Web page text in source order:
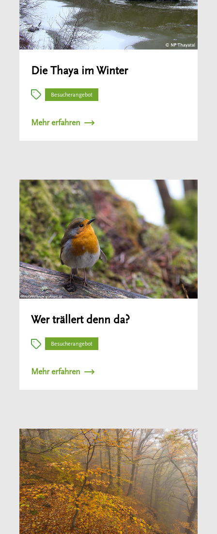
Die Thaya im Winter
Besucherangebot
Mehr erfahren
Wer trällert denn da?
Besucherangebot
Mehr erfahren